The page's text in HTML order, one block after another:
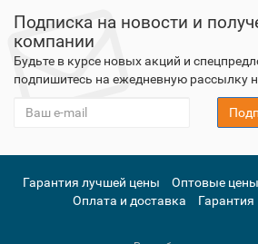
Подписка на новости и
компании
Будьте в курсе новых акций и
подпишитесь на ежедневную рассылку
Гарантия лучшей цены Оптовые цены
Оплата и доставка
Гарантия